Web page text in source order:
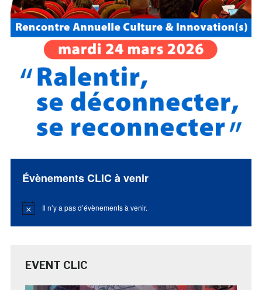
Évènements CLIC à venir
Notice Il n’y a pas d’évènements à venir.
EVENT CLIC